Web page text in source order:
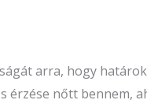
arra, hogy
érzése nőtt bennem,